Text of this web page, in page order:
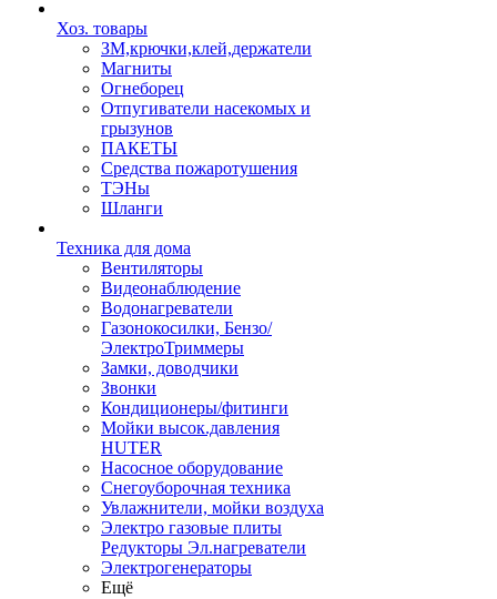
Хоз. товары
ЗМ,крючки,клей,держатели
Магниты
Огнеборец
Отпугиватели насекомых и
грызунов
ПАКЕТЫ
Средства пожаротушения
ТЭНы
Шланги
Техника для дома
Вентиляторы
Видеонаблюдение
Водонагреватели
Газонокосилки, Бензо/
ЭлектроТриммеры
Замки, доводчики
Звонки
Кондиционеры/фитинги
Мойки высок.давления
HUTER
Насосное оборудование
Снегоуборочная техника
Увлажнители, мойки воздуха
Электро газовые плиты
Редукторы Эл.нагреватели
Электрогенераторы
Ещё